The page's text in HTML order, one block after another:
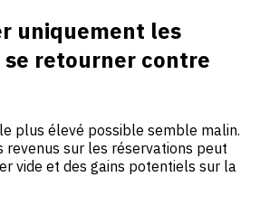
uniquement les
retourner contre
plus élevé possible semble malin.
revenus sur les réservations peut
vide et des gains potentiels sur la